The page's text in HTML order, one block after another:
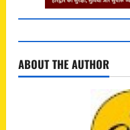
ABOUT THE AUTHOR